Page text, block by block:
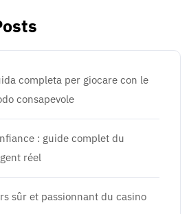
completa per giocare con le
consapevole
: guide complet du
réel
sûr et passionnant du casino